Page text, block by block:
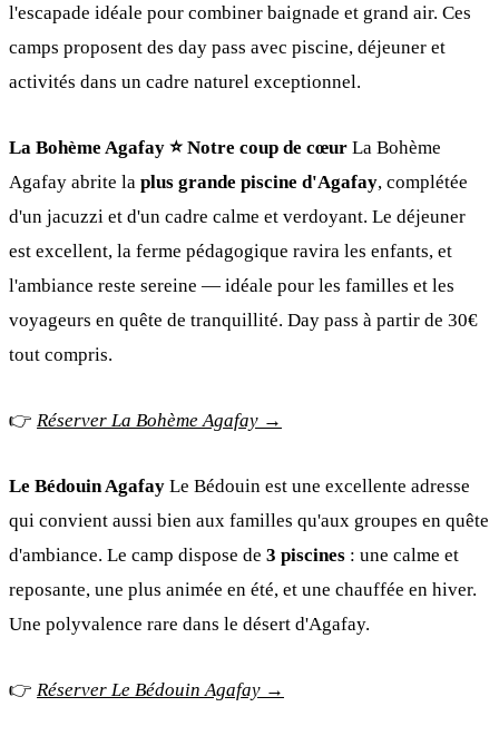
l'escapade idéale pour combiner baignade et grand air. Ces
camps proposent des day pass avec piscine, déjeuner et
activités dans un cadre naturel exceptionnel.
La Bohème Agafay ⭐️ Notre coup de cœur La Bohème
Agafay abrite la plus grande piscine d'Agafay, complétée
d'un jacuzzi et d'un cadre calme et verdoyant. Le déjeuner
est excellent, la ferme pédagogique ravira les enfants, et
l'ambiance reste sereine — idéale pour les familles et les
voyageurs en quête de tranquillité. Day pass à partir de 30€
tout compris.
👉 Réserver La Bohème Agafay →
Le Bédouin Agafay Le Bédouin est une excellente adresse
qui convient aussi bien aux familles qu'aux groupes en quête
d'ambiance. Le camp dispose de 3 piscines : une calme et
reposante, une plus animée en été, et une chauffée en hiver.
Une polyvalence rare dans le désert d'Agafay.
👉 Réserver Le Bédouin Agafay →